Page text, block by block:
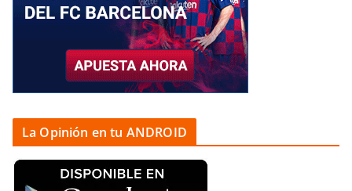
La Opinión en tu ANDROID